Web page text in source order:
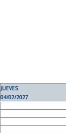
JUEVES
04/02/2027